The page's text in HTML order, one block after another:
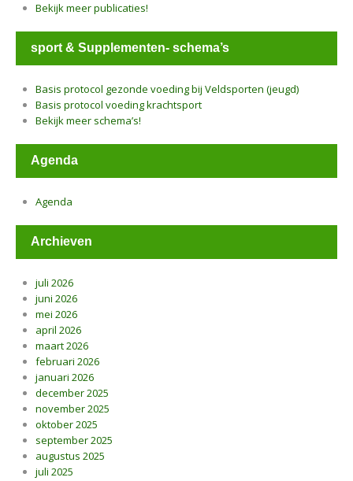
Bekijk meer publicaties!
sport & Supplementen- schema’s
Basis protocol gezonde voeding bij Veldsporten (jeugd)
Basis protocol voeding krachtsport
Bekijk meer schema’s!
Agenda
Agenda
Archieven
juli 2026
juni 2026
mei 2026
april 2026
maart 2026
februari 2026
januari 2026
december 2025
november 2025
oktober 2025
september 2025
augustus 2025
juli 2025